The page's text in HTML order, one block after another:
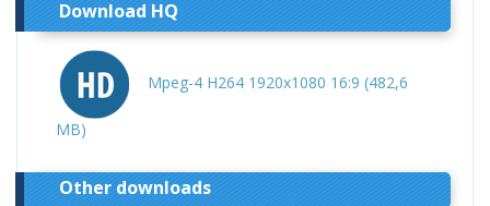
Download HQ
Mpeg-4 H264 1920x1080 16:9 (482,6
MB)
Other downloads